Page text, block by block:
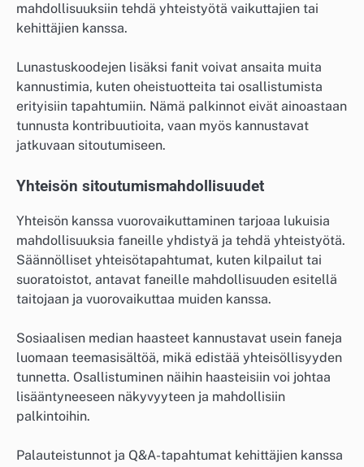
mahdollisuuksiin tehdä yhteistyötä vaikuttajien tai
kehittäjien kanssa.
Lunastuskoodejen lisäksi fanit voivat ansaita muita
kannustimia, kuten oheistuotteita tai osallistumista
erityisiin tapahtumiin. Nämä palkinnot eivät ainoastaan
tunnusta kontribuutioita, vaan myös kannustavat
jatkuvaan sitoutumiseen.
Yhteisön sitoutumismahdollisuudet
Yhteisön kanssa vuorovaikuttaminen tarjoaa lukuisia
mahdollisuuksia faneille yhdistyä ja tehdä yhteistyötä.
Säännölliset yhteisötapahtumat, kuten kilpailut tai
suoratoistot, antavat faneille mahdollisuuden esitellä
taitojaan ja vuorovaikuttaa muiden kanssa.
Sosiaalisen median haasteet kannustavat usein faneja
luomaan teemasisältöä, mikä edistää yhteisöllisyyden
tunnetta. Osallistuminen näihin haasteisiin voi johtaa
lisääntyneeseen näkyvyyteen ja mahdollisiin
palkintoihin.
Palauteistunnot ja Q&A-tapahtumat kehittäjien kanssa